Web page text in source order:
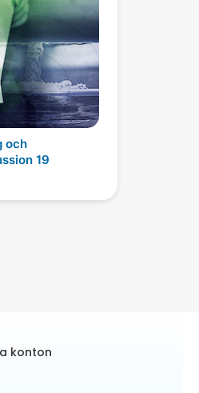
och
19
konton